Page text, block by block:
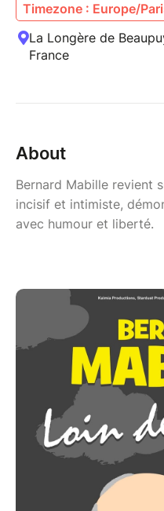
Timezone : Europe/
La Longère de
France
About
Bernard Mabille revient
incisif et intimiste,
avec humour et liberté.